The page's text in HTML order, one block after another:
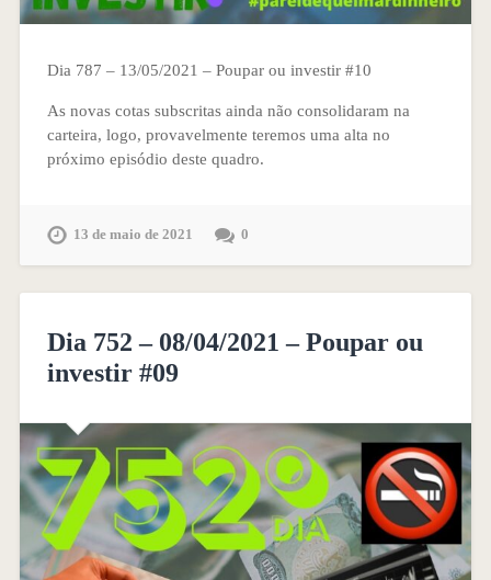
Dia 787 – 13/05/2021 – Poupar ou investir #10
As novas cotas subscritas ainda não consolidaram na
carteira, logo, provavelmente teremos uma alta no
próximo episódio deste quadro.
13 de maio de 2021 0
Dia 752 – 08/04/2021 – Poupar ou
investir #09